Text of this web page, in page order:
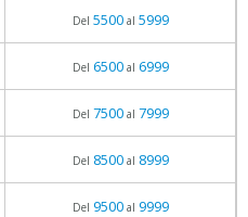
Del 5500al 5999
Del 6500al 6999
Del 7500al 7999
Del 8500al 8999
Del 9500al 9999